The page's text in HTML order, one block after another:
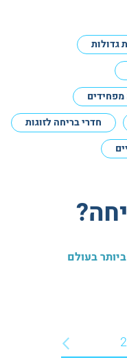
גדולות
מפחידים
חדרי בריחה לזוגות